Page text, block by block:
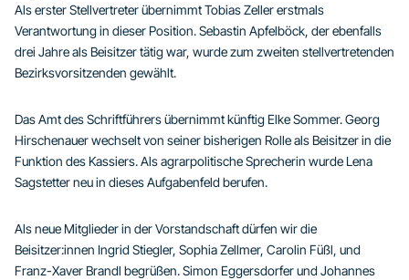
Als erster Stellvertreter übernimmt Tobias Zeller erstmals
Verantwortung in dieser Position. Sebastin Apfelböck, der ebenfalls
drei Jahre als Beisitzer tätig war, wurde zum zweiten stellvertretenden
Bezirksvorsitzenden gewählt.
Das Amt des Schriftführers übernimmt künftig Elke Sommer. Georg
Hirschenauer wechselt von seiner bisherigen Rolle als Beisitzer in die
Funktion des Kassiers. Als agrarpolitische Sprecherin wurde Lena
Sagstetter neu in dieses Aufgabenfeld berufen.
Als neue Mitglieder in der Vorstandschaft dürfen wir die
Beisitzer:innen Ingrid Stiegler, Sophia Zellmer, Carolin Füßl, und
Franz-Xaver Brandl begrüßen. Simon Eggersdorfer und Johannes